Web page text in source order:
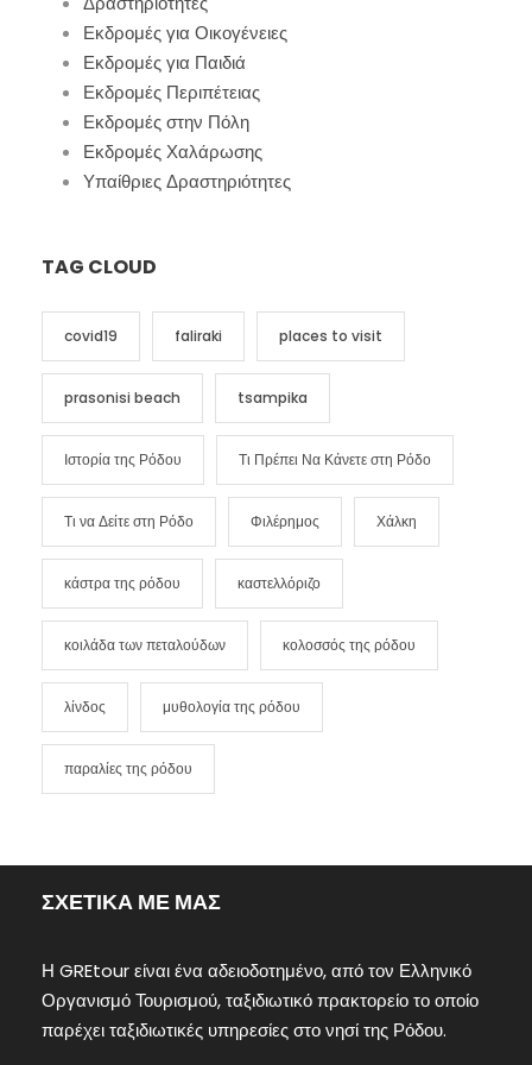
Εκδρομές για Οικογένειες
Εκδρομές για Παιδιά
Εκδρομές Περιπέτειας
Εκδρομές στην Πόλη
Εκδρομές Χαλάρωσης
Υπαίθριες Δραστηριότητες
TAG CLOUD
covid19 faliraki places to visit
prasonisi beach tsampika
Ιστορία της Ρόδου Τι Πρέπει Να Κάνετε στη Ρόδο
Τι να Δείτε στη Ρόδο Φιλέρημος Χάλκη
κάστρα της ρόδου καστελλόριζο
κοιλάδα των πεταλούδων κολοσσός της ρόδου
λίνδος μυθολογία της ρόδου
παραλίες της ρόδου
ΣΧΕΤΙΚΑ ΜΕ ΜΑΣ
Η GREtour είναι ένα αδειοδοτημένο, από τον Ελληνικό
Οργανισμό Τουρισμού, ταξιδιωτικό πρακτορείο το οποίο
παρέχει ταξιδιωτικές υπηρεσίες στο νησί της Ρόδου.